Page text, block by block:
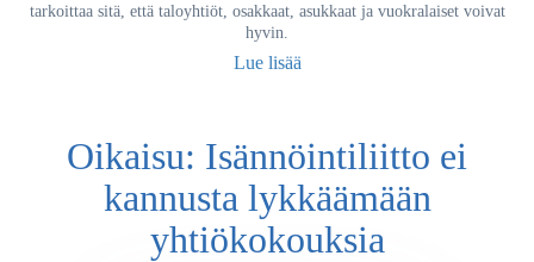
tarkoittaa sitä, että taloyhtiöt, osakkaat, asukkaat ja vuokralaiset voivat
hyvin.
Lue lisää
Oikaisu: Isännöintiliitto ei
kannusta lykkäämään
yhtiökokouksia